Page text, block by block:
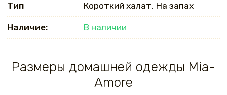
Тип Короткий халат, На запах
Наличие: В наличии
Размеры домашней одежды Mia-
Amore